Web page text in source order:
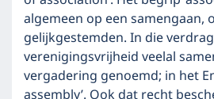
algemeen op een samengaan,
gelijkgestemden. In die
verenigingsvrijheid veelal
vergadering genoemd; in het